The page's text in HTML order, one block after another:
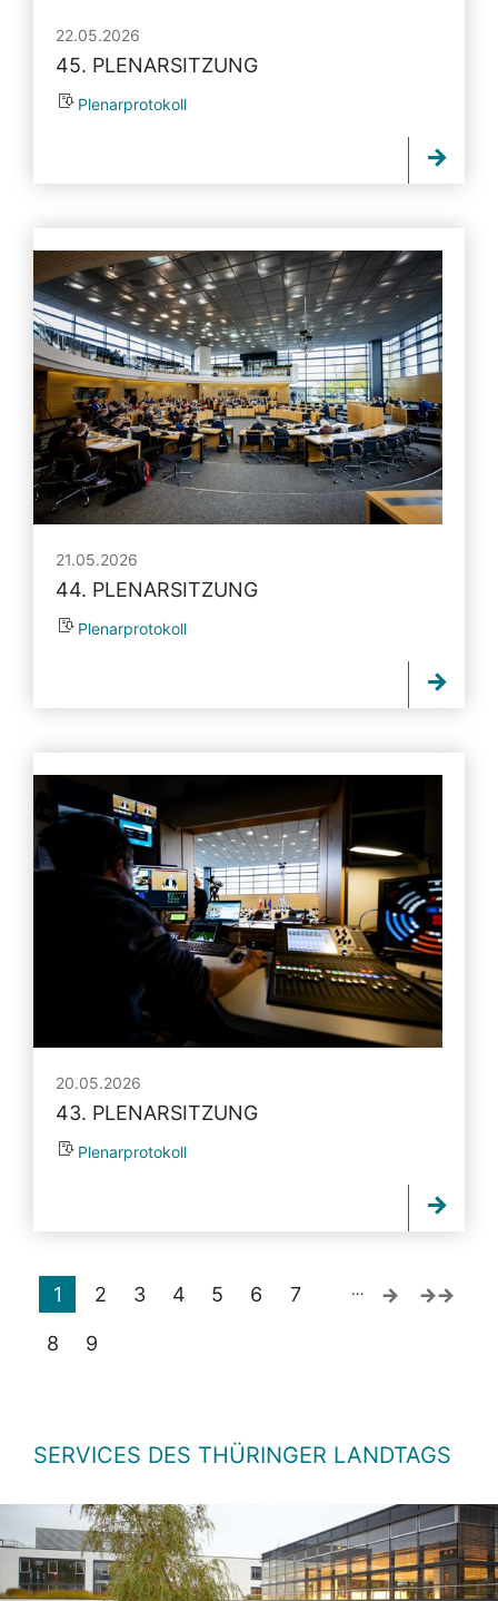
22.05.2026
45. PLENARSITZUNG
Plenarprotokoll
21.05.2026
44. PLENARSITZUNG
Plenarprotokoll
20.05.2026
43. PLENARSITZUNG
Plenarprotokoll
1 2 3 4 5 6 7
8 9
…
SERVICES DES THÜRINGER LANDTAGS